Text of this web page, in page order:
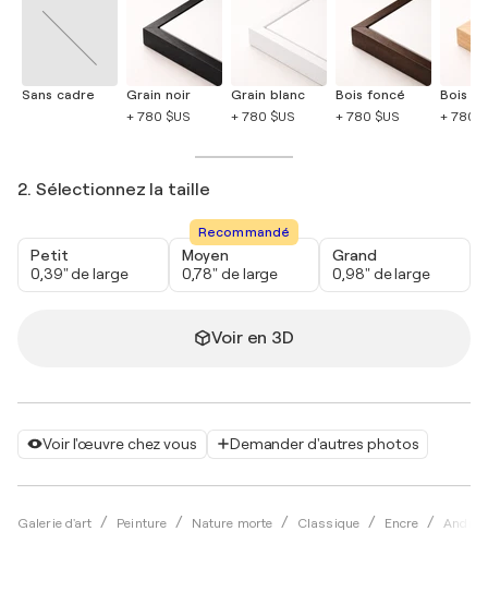
Voir l'œuvre chez vous Demander d'autres photos
Galerie d'art Peinture Nature morte Classique Encre
Sans cadre
Grain noir
+ 780 $US
Grain blanc
+ 780 $US
Bois foncé
+ 780 $US
Bois
+ 780
2. Sélectionnez la taille
Petit
0,39" de large
Recommandé
Moyen
0,78" de large
Grand
0,98" de large
Voir en 3D